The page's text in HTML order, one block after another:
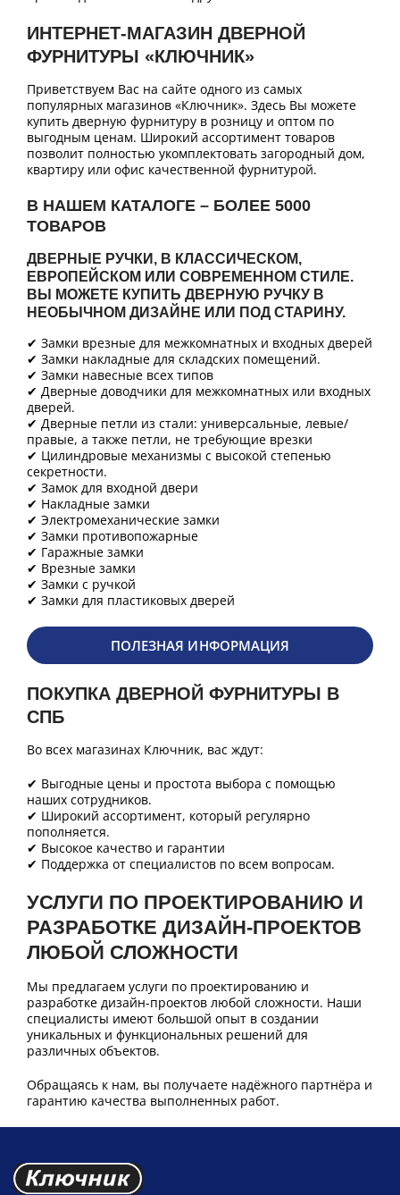
ИНТЕРНЕТ-МАГАЗИН ДВЕРНОЙ
ФУРНИТУРЫ «КЛЮЧНИК»
Приветствуем Вас на сайте одного из самых
популярных магазинов «Ключник». Здесь Вы можете
купить дверную фурнитуру в розницу и оптом по
выгодным ценам. Широкий ассортимент товаров
позволит полностью укомплектовать загородный дом,
квартиру или офис качественной фурнитурой.
В НАШЕМ КАТАЛОГЕ – БОЛЕЕ 5000
ТОВАРОВ
ДВЕРНЫЕ РУЧКИ, В КЛАССИЧЕСКОМ,
ЕВРОПЕЙСКОМ ИЛИ СОВРЕМЕННОМ СТИЛЕ.
ВЫ МОЖЕТЕ КУПИТЬ ДВЕРНУЮ РУЧКУ В
НЕОБЫЧНОМ ДИЗАЙНЕ ИЛИ ПОД СТАРИНУ.
✔ Замки врезные для межкомнатных и входных дверей
✔ Замки накладные для складских помещений.
✔ Замки навесные всех типов
✔ Дверные доводчики для межкомнатных или входных
дверей.
✔ Дверные петли из стали: универсальные, левые/
правые, а также петли, не требующие врезки
✔ Цилиндровые механизмы с высокой степенью
секретности.
✔ Замок для входной двери
✔ Накладные замки
✔ Электромеханические замки
✔ Замки противопожарные
✔ Гаражные замки
✔ Врезные замки
✔ Замки с ручкой
✔ Замки для пластиковых дверей
ПОЛЕЗНАЯ ИНФОРМАЦИЯ
ПОКУПКА ДВЕРНОЙ ФУРНИТУРЫ В
СПБ
Во всех магазинах Ключник, вас ждут:
✔ Выгодные цены и простота выбора с помощью
наших сотрудников.
✔ Широкий ассортимент, который регулярно
пополняется.
✔ Высокое качество и гарантии
✔ Поддержка от специалистов по всем вопросам.
УСЛУГИ ПО ПРОЕКТИРОВАНИЮ И
РАЗРАБОТКЕ ДИЗАЙН-ПРОЕКТОВ
ЛЮБОЙ СЛОЖНОСТИ
Мы предлагаем услуги по проектированию и
разработке дизайн-проектов любой сложности. Наши
специалисты имеют большой опыт в создании
уникальных и функциональных решений для
различных объектов.
Обращаясь к нам, вы получаете надёжного партнёра и
гарантию качества выполненных работ.